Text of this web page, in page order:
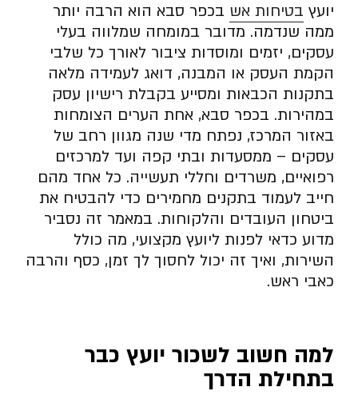
יועץ בטיחות אש בכפר סבא הוא הרבה יותר
ממה שנדמה. מדובר במומחה שמלווה בעלי
עסקים, יזמים ומוסדות ציבור לאורך כל שלבי
הקמת העסק או המבנה, דואג לעמידה מלאה
בתקנות הכבאות ומסייע בקבלת רישיון עסק
במהירות. בכפר סבא, אחת הערים הצומחות
באזור המרכז, נפתח מדי שנה מגוון רחב של
עסקים – ממסעדות ובתי קפה ועד למרכזים
רפואיים, משרדים וחללי תעשייה. כל אחד מהם
חייב לעמוד בתקנים מחמירים כדי להבטיח את
ביטחון העובדים והלקוחות. במאמר זה נסביר
מדוע כדאי לפנות ליועץ מקצועי, מה כולל
השירות, ואיך זה יכול לחסוך לך זמן, כסף והרבה
כאבי ראש.
למה חשוב לשכור יועץ כבר
בתחילת הדרך